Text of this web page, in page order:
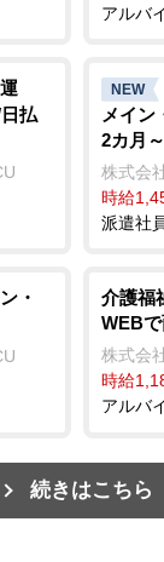
アルバ
払
NEW
メイン
2カ月
株式会
時給
派遣社
・
介護福
WEB
株式会
時給
アルバ
続きはこちら